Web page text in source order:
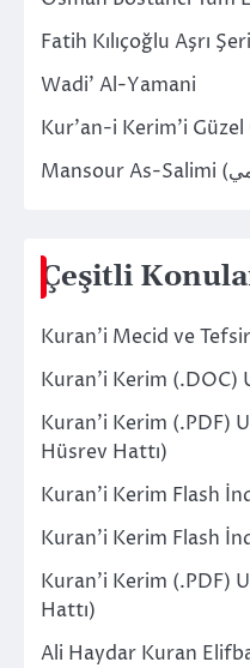
Fatih Kılıçoğlu Aşrı
Wadi’ Al-Yamani
Kur’an-i Kerim’i Güzel
Çeşitli
Kuran’i Mecid ve
Kuran’i Kerim (.DOC)
Kuran’i Kerim (.PDF)
Hüsrev Hattı)
Kuran’i Kerim Flash
Kuran’i Kerim Flash
Kuran’i Kerim (.PDF)
Hattı)
Ali Haydar Kuran